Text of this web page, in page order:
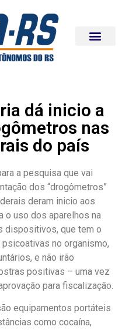
dá inicio a
nas
do país
a pesquisa que vai
dos “drogômetros”
deram inicio aos
o uso dos aparelhos na
dispositivos, que tem o
no organismo,
e não irão
positivas – uma vez
para fiscalização.
equipamentos portáteis
como cocaína,